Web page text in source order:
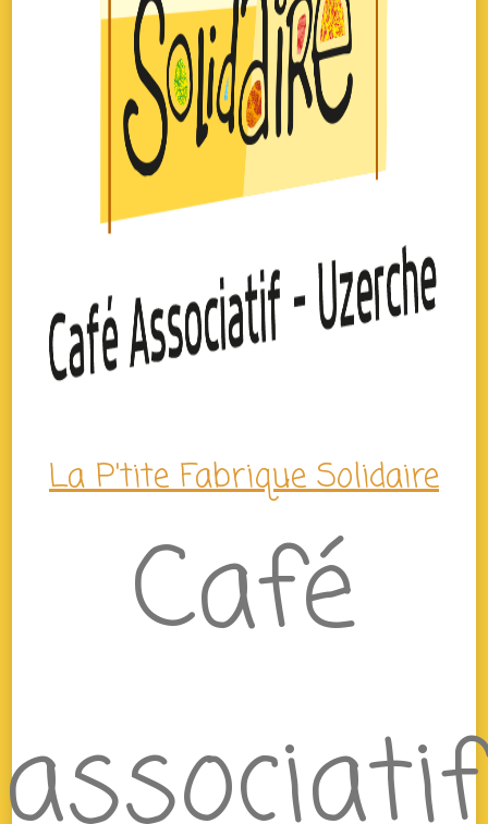
La P'tite Fabrique Solidaire
Café
associatif